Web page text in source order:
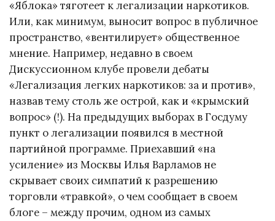
«Яблока» тяготеет к легализации наркотиков.
Или, как минимум, выносит вопрос в публичное
пространство, «вентилирует» общественное
мнение. Например, недавно в своем
Дискуссионном клубе провели дебаты
«Легализация легких наркотиков: за и против»,
назвав тему столь же острой, как и «крымский
вопрос» (!). На предыдущих выборах в Госдуму
пункт о легализации появился в местной
партийной программе. Приехавший «на
усиление» из Москвы Илья Варламов не
скрывает своих симпатий к разрешению
торговли «травкой», о чем сообщает в своем
блоге – между прочим, одном из самых